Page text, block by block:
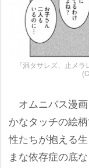
『満タサレズ、止メ
オムニバス漫
かなタッチの絵
性たちが抱える
まな依存症の底